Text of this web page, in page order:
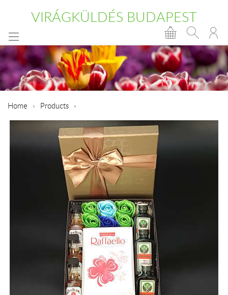
VIRÁGKÜLDÉS BUDAPEST
Home Products